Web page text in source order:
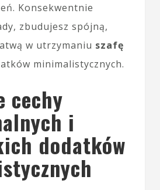
Konsekwentnie
zbudujesz spójną,
w utrzymaniu szafę
minimalistycznych.
cechy
i
dodatków